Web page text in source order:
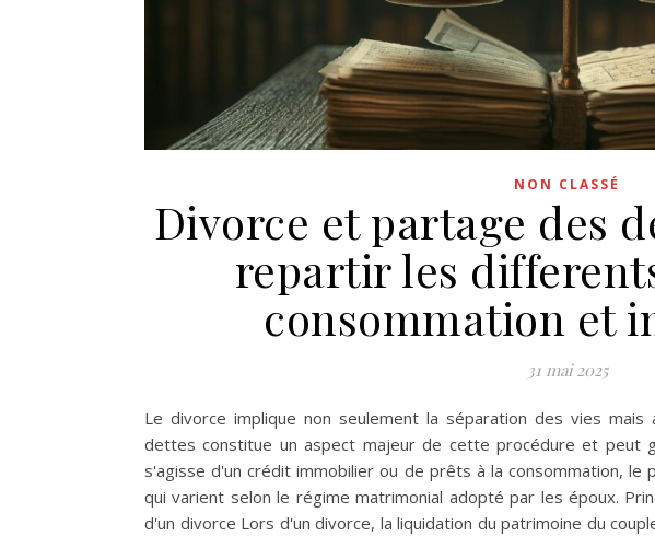
NON CLASSÉ
Divorce et partage des
repartir les
consommation et
31 mai 2025
Le divorce implique non seulement la séparation des vies
dettes constitue un aspect majeur de cette procédure et peut
s'agisse d'un crédit immobilier ou de prêts à la consommation,
qui varient selon le régime matrimonial adopté par les époux.
d'un divorce Lors d'un divorce, la liquidation du patrimoine du